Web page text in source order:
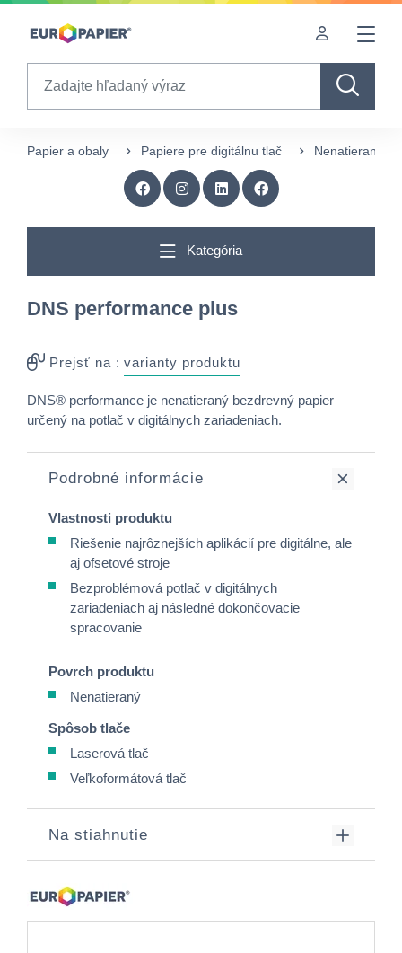
Table Of Content
Papier a obaly Papiere pre digitálnu tlač Nenatierané
Kategória
DNS performance plus
Prejsť na : varianty produktu
DNS® performance je nenatieraný bezdrevný papier
určený na potlač v digitálnych zariadeniach.
Podrobné informácie
Vlastnosti produktu
Riešenie najrôznejších aplikácií pre digitálne, ale
aj ofsetové stroje
Bezproblémová potlač v digitálnych
zariadeniach aj následné dokončovacie
spracovanie
Povrch produktu
Nenatieraný
Spôsob tlače
Laserová tlač
Veľkoformátová tlač
Na stiahnutie